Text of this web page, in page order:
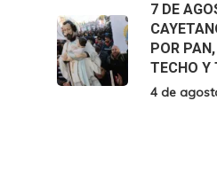
7 DE
POR
TECHO Y
4 de